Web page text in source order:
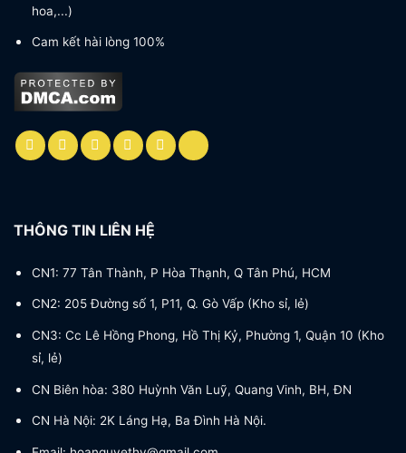
hoa,...)
Cam kết hài lòng 100%
THÔNG TIN LIÊN HỆ
CN1: 77 Tân Thành, P Hòa Thạnh, Q Tân Phú, HCM
CN2: 205 Đường số 1, P11, Q. Gò Vấp (Kho sỉ, lẻ)
CN3: Cc Lê Hồng Phong, Hồ Thị Kỷ, Phường 1, Quận 10 (Kho
sỉ, lẻ)
CN Biên hòa: 380 Huỳnh Văn Luỹ, Quang Vinh, BH, ĐN
CN Hà Nội: 2K Láng Hạ, Ba Đình Hà Nội.